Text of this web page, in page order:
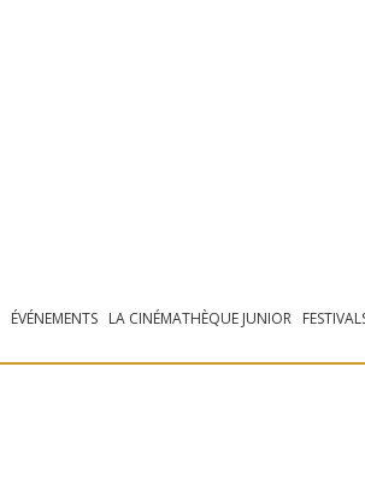
ÉVÉNEMENTS LA CINÉMATHÈQUE JUNIOR